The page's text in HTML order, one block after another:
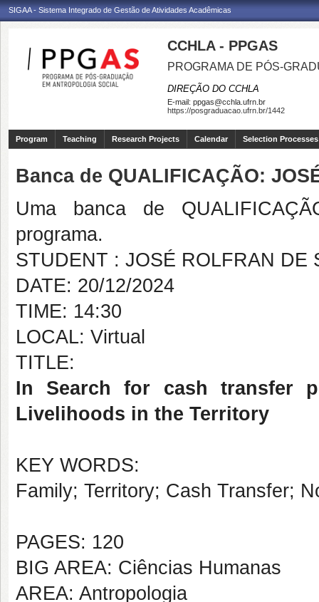
SIGAA - Sistema Integrado de Gestão de Atividades Acadêmicas
CCHLA - PPGAS
PROGRAMA DE PÓS-
DIREÇÃO DO CCHLA
E-mail: ppgas@cchla.ufrn.br
https://posgraduacao.ufrn.br/1442
Program Teaching Research Projects Calendar Selection Processes
Banca de QUALIFICAÇÃO:
Uma banca de
programa.
STUDENT : JOSÉ ROLFRAN DE
DATE: 20/12/2024
TIME: 14:30
LOCAL: Virtual
TITLE:
In Search for cash transfer
Livelihoods in the Territory
KEY WORDS:
Family; Territory; Cash Transfer;
PAGES: 120
BIG AREA: Ciências Humanas
AREA: Antropologia